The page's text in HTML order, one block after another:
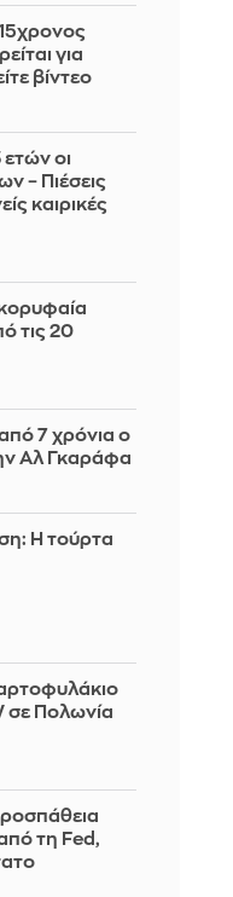
για
βίντεο
οι
– Πιέσεις
καιρικές
τις 20
7 χρόνια ο
Αλ Γκαράφα
Η τούρτα
σε Πολωνία
τη Fed,